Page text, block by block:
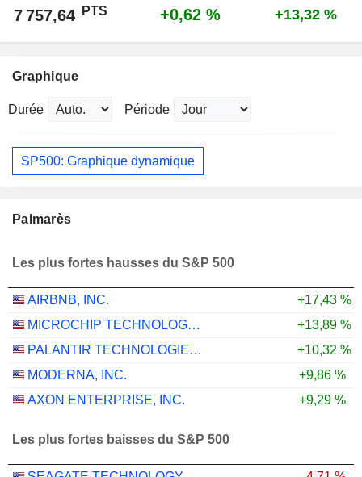
7 757,64 PTS +0,62 % +13,32 %
Graphique
Durée Période
SP500: Graphique dynamique
Palmarès
Les plus fortes hausses du S&P 500
AIRBNB, INC.
+17,43 %
MICROCHIP TECHNOLOGY INCORPORATED
+13,89 %
PALANTIR TECHNOLOGIES INC.
+10,32 %
MODERNA, INC.
+9,86 %
AXON ENTERPRISE, INC.
+9,29 %
Les plus fortes baisses du S&P 500